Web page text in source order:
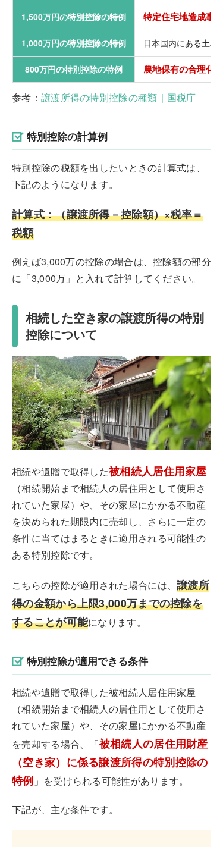
1,500万円の特別控除の特例 特定住宅地造成事業
1,000万円の特別控除の特例 日本国内にある土地
800万円の特別控除の特例 農地保有の合理化
参考： 譲渡所得の特別控除の種類｜国税庁
特別控除の計算例
特別控除の税額を出したいときの計算式は、
下記のようになります。
計算式：（譲渡所得－控除額）×税率＝
税額
例えば3,000万の控除の場合は、控除額の部分
に「3,000万」と入れて計算してください。
相続した空き家の譲渡所得の特別
控除について
相続や遺贈で取得した被相続人居住用家屋
（相続開始まで相続人の居住用として使用さ
れていた家屋）や、その家屋にかかる不動産
を決められた期限内に売却し、さらに一定の
条件に当てはまるときに適用される可能性の
ある特別控除です。
こちらの控除が適用された場合には、譲渡所
得の金額から上限3,000万までの控除を
することが可能になります。
特別控除が適用できる条件
相続や遺贈で取得した被相続人居住用家屋
（相続開始まで相続人の居住用として使用さ
れていた家屋）や、その家屋にかかる不動産
を売却する場合、「被相続人の居住用財産
（空き家）に係る譲渡所得の特別控除の
特例 」を受けられる可能性があります。
下記が、主な条件です。